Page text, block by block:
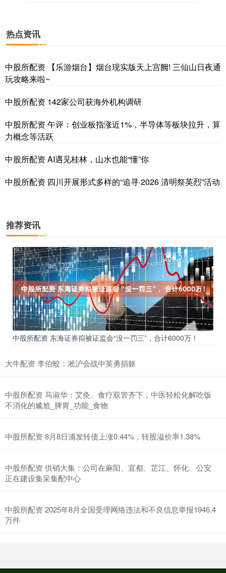
热点资讯
中股所配资 【乐游烟台】烟台现实版天上宫阙! 三仙山日夜通
玩攻略来啦~
中股所配资 142家公司获海外机构调研
中股所配资 午评：创业板指涨近1%，半导体等板块拉升，算
力概念等活跃
中股所配资 AI遇见桂林，山水也能“懂”你
中股所配资 四川开展形式多样的“追寻·2026·清明祭英烈”活动
推荐资讯
中股所配资 东海证券拟被证监会“没一罚三”，合计6000万！
大牛配资 李伯蛟：淞沪会战中英勇捐躯
中股所配资 马淑华：艾灸、食疗双管齐下，中医轻松化解吃饭
不消化的尴尬_脾胃_功能_食物
中股所配资 8月8日浦发转债上涨0.44%，转股溢价率1.38%
中股所配资 供销大集：公司在麻阳、宜都、芷江、怀化、公安
正在建设集采集配中心
中股所配资 2025年8月全国受理网络违法和不良信息举报1946.4
万件